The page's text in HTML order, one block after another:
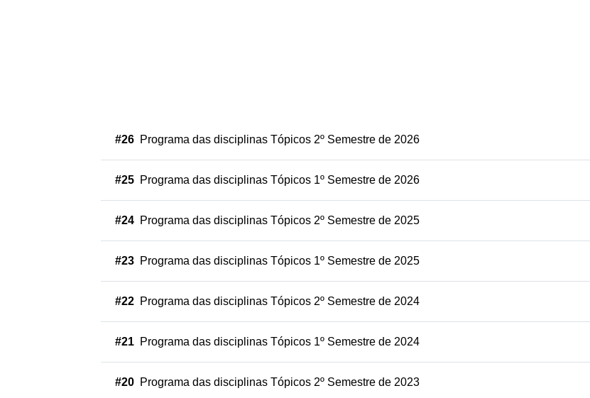
#26 Programa das disciplinas Tópicos 2º Semestre de 2026
#25 Programa das disciplinas Tópicos 1º Semestre de 2026
#24 Programa das disciplinas Tópicos 2º Semestre de 2025
#23 Programa das disciplinas Tópicos 1º Semestre de 2025
#22 Programa das disciplinas Tópicos 2º Semestre de 2024
#21 Programa das disciplinas Tópicos 1º Semestre de 2024
#20 Programa das disciplinas Tópicos 2º Semestre de 2023